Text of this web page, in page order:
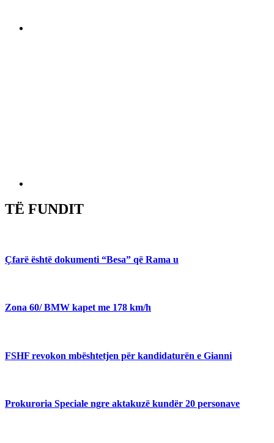
TË FUNDIT
Çfarë është dokumenti “Besa” që Rama u
Zona 60/ BMW kapet me 178 km/h
FSHF revokon mbështetjen për kandidaturën e Gianni
Prokuroria Speciale ngre aktakuzë kundër 20 personave